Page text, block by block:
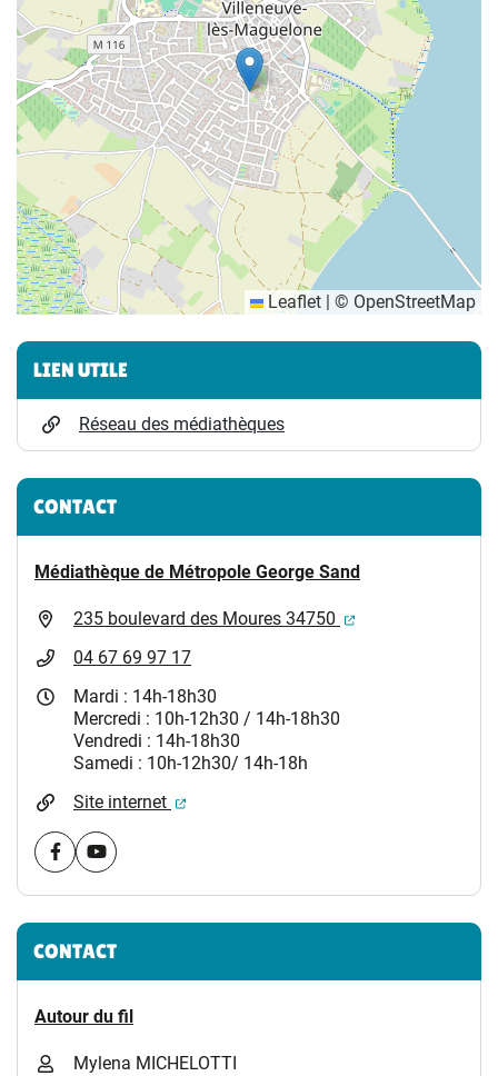
Leaflet | © OpenStreetMap
Informations complémentaires
LIEN UTILE
Réseau des médiathèques
CONTACT
Médiathèque de Métropole George Sand
235 boulevard des Moures 34750
(ouverture dans
04 67 69 97 17
Mardi : 14h-18h30
Mercredi : 10h-12h30 / 14h-18h30
Vendredi : 14h-18h30
Samedi : 10h-12h30/ 14h-18h
Site internet
(ouverture dans un nouvel onglet)
Visiter la page Facebook (nouvelle fenêtre)
Visiter la page youtube (nouvelle fenêtre)
CONTACT
Autour du fil
Mylena MICHELOTTI